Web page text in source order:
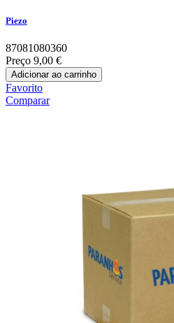
Piezo
87081080360
Preço 9,00 €
Adicionar ao carrinho
Favorito
Comparar